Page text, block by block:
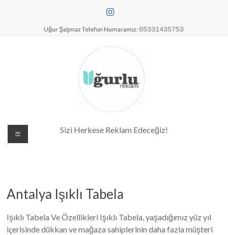
Uğur Şaşmaz Telefon Numaramız: 05331435753
Dijital Baskı Merkezi| Antalya
Reklam Baskı| Antalya Tabela
Sizi Herkese Reklam Edeceğiz!
Antalya Işıklı Tabela
Işıklı Tabela Ve Özellikleri Işıklı Tabela, yaşadığımız yüz yıl
içerisinde dükkan ve mağaza sahiplerinin daha fazla müşteri